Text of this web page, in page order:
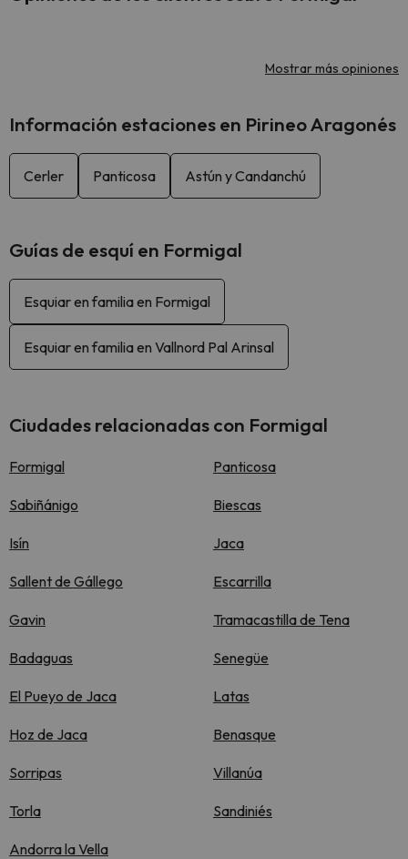
Mostrar más opiniones
Información estaciones en Pirineo Aragonés
Cerler Panticosa Astún y Candanchú
Guías de esquí en Formigal
Esquiar en familia en Formigal
Esquiar en familia en Vallnord Pal Arinsal
Ciudades relacionadas con Formigal
Formigal Panticosa
Sabiñánigo Biescas
Isín Jaca
Sallent de Gállego Escarrilla
Gavin Tramacastilla de Tena
Badaguas Senegüe
El Pueyo de Jaca Latas
Hoz de Jaca Benasque
Sorripas Villanúa
Torla Sandiniés
Andorra la Vella